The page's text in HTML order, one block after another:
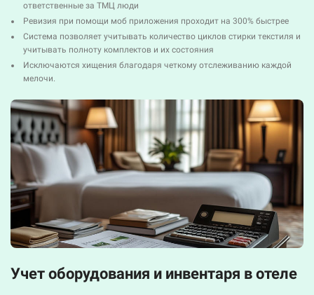
ответственные за ТМЦ люди
Ревизия при помощи моб приложения проходит на 300% быстрее
Система позволяет учитывать количество циклов стирки текстиля и
учитывать полноту комплектов и их состояния
Исключаются хищения благодаря четкому отслеживанию каждой
мелочи.
Учет оборудования и инвентаря в отеле